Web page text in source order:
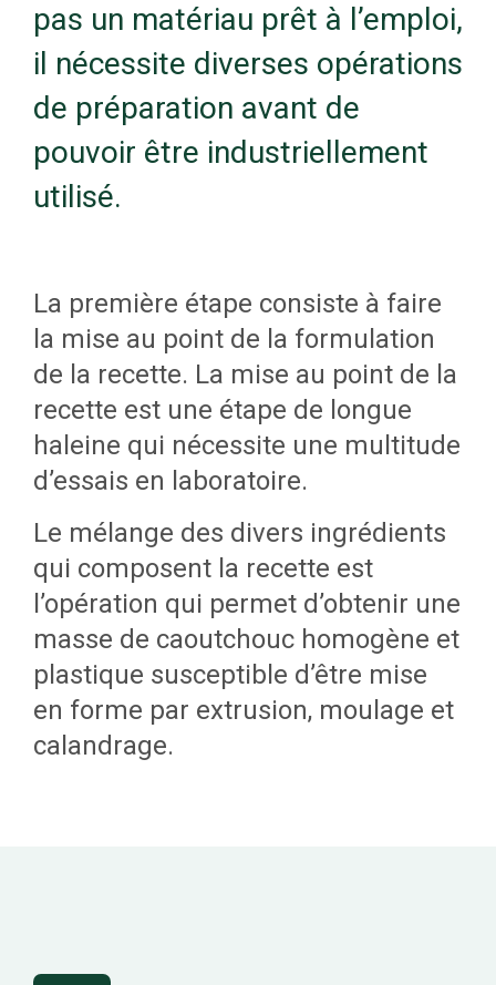
pas un matériau prêt à l’emploi,
il nécessite diverses opérations
de préparation avant de
pouvoir être industriellement
utilisé.
La première étape consiste à faire
la mise au point de la formulation
de la recette. La mise au point de la
recette est une étape de longue
haleine qui nécessite une multitude
d’essais en laboratoire.
Le mélange des divers ingrédients
qui composent la recette est
l’opération qui permet d’obtenir une
masse de caoutchouc homogène et
plastique susceptible d’être mise
en forme par extrusion, moulage et
calandrage.